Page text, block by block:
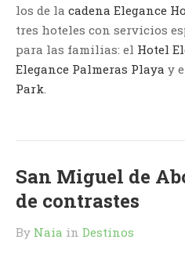
los de la cadena Elegance
tres hoteles con servicios
para las familias: el Hotel
Elegance Palmeras Playa y
Park.
San Miguel de
de contrastes
By Naia in Destinos